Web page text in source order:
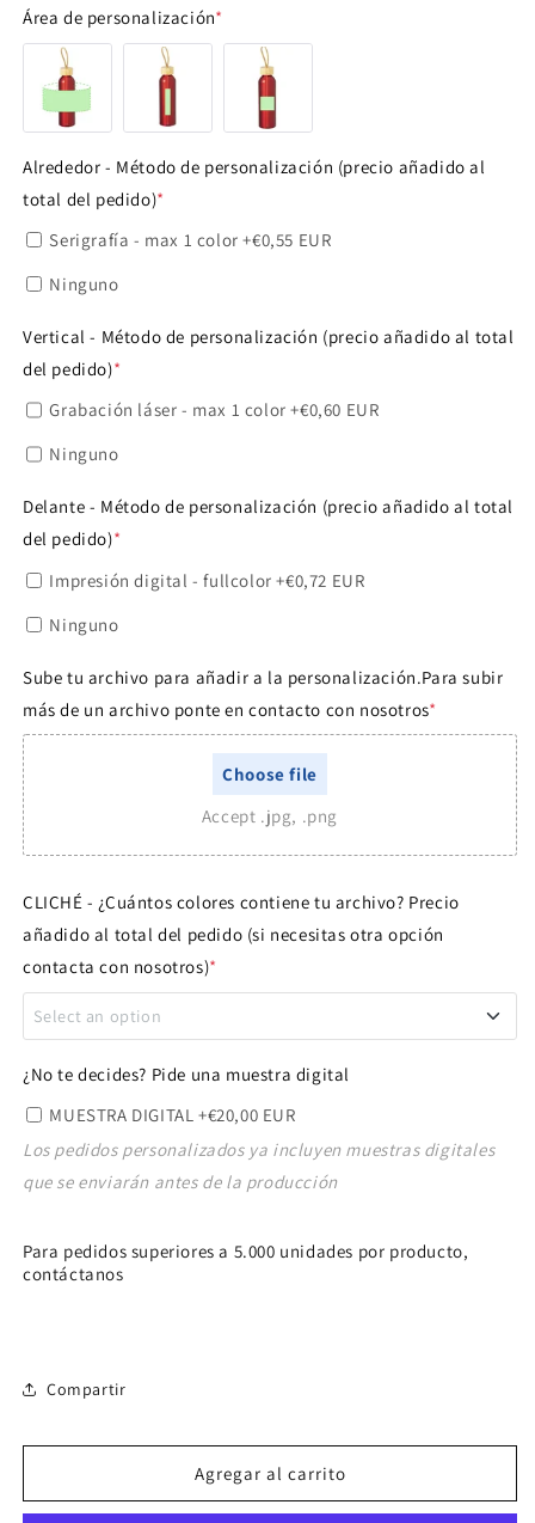
SÍ
NO
Área de personalización*
Alrededor - Método de personalización (precio añadido al
total del pedido)*
Serigrafía - max 1 color +€0,55 EUR
Ninguno
Vertical - Método de personalización (precio añadido al total
del pedido)*
Grabación láser - max 1 color +€0,60 EUR
Ninguno
Delante - Método de personalización (precio añadido al total
del pedido)*
Impresión digital - fullcolor +€0,72 EUR
Ninguno
Sube tu archivo para añadir a la personalización.Para subir
más de un archivo ponte en contacto con nosotros*
Choose file
Accept .jpg, .png
CLICHÉ - ¿Cuántos colores contiene tu archivo? Precio
añadido al total del pedido (si necesitas otra opción
contacta con nosotros)*
Select an option
COLORES ILIMITADOS - solo para digital
1 COLOR+€60,00 EUR
¿No te decides? Pide una muestra digital
MUESTRA DIGITAL +€20,00 EUR
Los pedidos personalizados ya incluyen muestras digitales
que se enviarán antes de la producción
Para pedidos superiores a 5.000 unidades por producto,
contáctanos
Compartir
Agregar al carrito